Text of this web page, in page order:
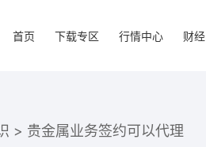
首页 下载专区 行情中心 财
> 贵金属业务签约可以代理